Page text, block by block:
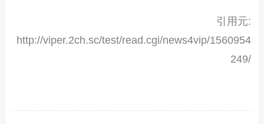
引用元:
http://viper.2ch.sc/test/read.cgi/news4vip/1560954
249/